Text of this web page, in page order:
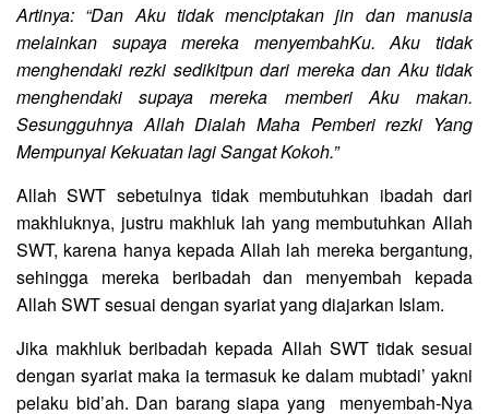
Artinya: “Dan Aku tidak menciptakan jin dan manusia
melainkan supaya mereka menyembahKu. Aku tidak
menghendaki rezki sedikitpun dari mereka dan Aku tidak
menghendaki supaya mereka memberi Aku makan.
Sesungguhnya Allah Dialah Maha Pemberi rezki Yang
Mempunyai Kekuatan lagi Sangat Kokoh.”
Allah SWT sebetulnya tidak membutuhkan ibadah dari
makhluknya, justru makhluk lah yang membutuhkan Allah
SWT, karena hanya kepada Allah lah mereka bergantung,
sehingga mereka beribadah dan menyembah kepada
Allah SWT sesuai dengan syariat yang diajarkan Islam.
Jika makhluk beribadah kepada Allah SWT tidak sesuai
dengan syariat maka ia termasuk ke dalam mubtadi’ yakni
pelaku bid’ah. Dan barang siapa yang menyembah-Nya